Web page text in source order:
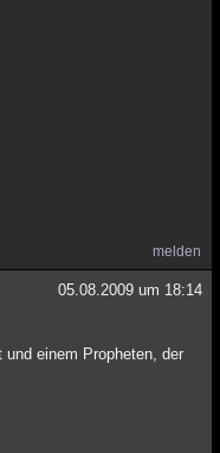
melden
05.08.2009 um 18:14
einem Propheten, der